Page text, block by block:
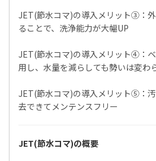
JET(節水コマ)の導入メリット③：
ることで、洗浄能力が大幅UP
JET(節水コマ)の導入メリット④：
用し、水量を減らしても勢いは変わ
JET(節水コマ)の導入メリット⑤：
去できてメンテンスフリー
JET(節水コマ)の概要